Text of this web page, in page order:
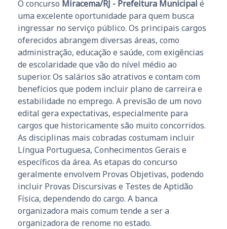
O concurso Miracema/RJ - Prefeitura Municipal é
uma excelente oportunidade para quem busca
ingressar no serviço público. Os principais cargos
oferecidos abrangem diversas áreas, como
administração, educação e saúde, com exigências
de escolaridade que vão do nível médio ao
superior. Os salários são atrativos e contam com
benefícios que podem incluir plano de carreira e
estabilidade no emprego. A previsão de um novo
edital gera expectativas, especialmente para
cargos que historicamente são muito concorridos.
As disciplinas mais cobradas costumam incluir
Língua Portuguesa, Conhecimentos Gerais e
específicos da área. As etapas do concurso
geralmente envolvem Provas Objetivas, podendo
incluir Provas Discursivas e Testes de Aptidão
Física, dependendo do cargo. A banca
organizadora mais comum tende a ser a
organizadora de renome no estado.